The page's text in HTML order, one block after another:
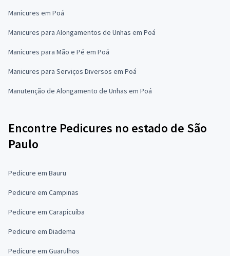
Manicures em Poá
Manicures para Alongamentos de Unhas em Poá
Manicures para Mão e Pé em Poá
Manicures para Serviços Diversos em Poá
Manutenção de Alongamento de Unhas em Poá
Encontre Pedicures no estado de São
Paulo
Pedicure em Bauru
Pedicure em Campinas
Pedicure em Carapicuíba
Pedicure em Diadema
Pedicure em Guarulhos